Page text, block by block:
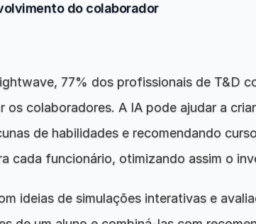
do colaborador
77% dos profissionais de T&D
os colaboradores. A IA pode ajudar a
de habilidades e recomendando
cada funcionário, otimizando assim o
ideias de simulações interativas e